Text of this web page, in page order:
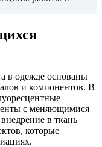
в одежде основаны
и компонентов. В
с меняющимися
в ткань
которые